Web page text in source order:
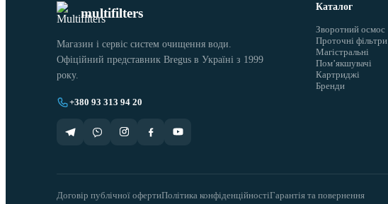
multifilters
Магазин і сервіс систем очищення води.
Офіційний представник Bregus в Україні з 1999
року.
+380 93 313 94 20
Каталог
Зворотний осмос
Проточні фільтри
Магістральні
Помʼякшувачі
Картриджі
Бренди
Договір публічної офертиПолітика конфіденційностіГарантія та повернення